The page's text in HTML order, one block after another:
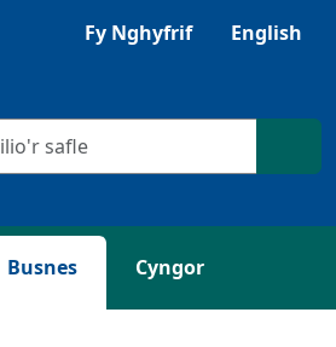
Fy Nghyfrif English
chwilio
Busnes Cyngor